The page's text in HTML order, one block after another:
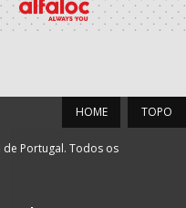
TOPO
HOME
Portugal. Todos os